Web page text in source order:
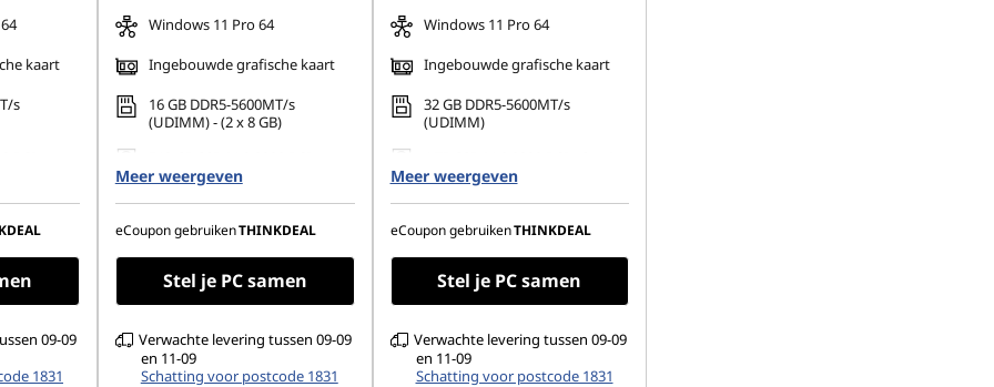
kaart
s
09-09
1831
Windows 11 Pro 64
Ingebouwde grafische kaart
16 GB DDR5-5600MT/s
(UDIMM) - (2 x 8 GB)
Gen4 QLC
Ondersteunt tot 2
onafhankelijke beeldschermen
Meer weergeven
eCoupon gebruikenTHINKDEAL
Stel je PC samen
Verwachte levering tussen 09-09
en 11-09
Schatting voor postcode 1831
Windows 11 Pro 64
Ingebouwde grafische kaart
32 GB DDR5-5600MT/s
(UDIMM)
TLC Opal
Ondersteunt tot 2
onafhankelijke beeldschermen
Meer weergeven
eCoupon gebruikenTHINKDEAL
Stel je PC samen
Verwachte levering tussen 09-09
en 11-09
Schatting voor postcode 1831